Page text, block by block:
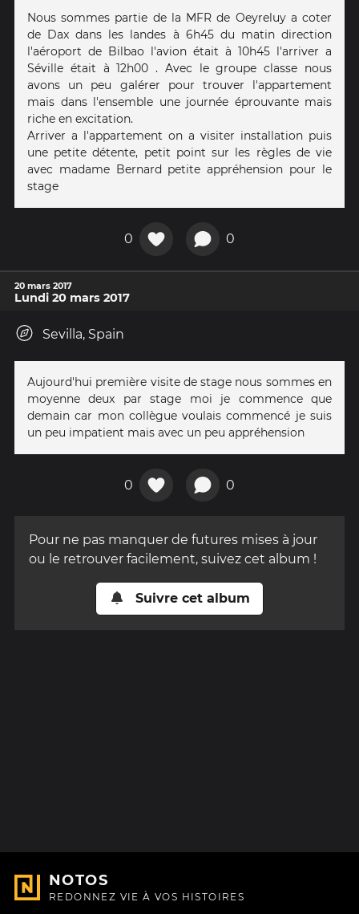
Nous sommes partie de la MFR de Oeyreluy a coter
de Dax dans les landes à 6h45 du matin direction
l'aéroport de Bilbao l'avion était à 10h45 l'arriver a
Séville était à 12h00 . Avec le groupe classe nous
avons un peu galérer pour trouver l'appartement
mais dans l'ensemble une journée éprouvante mais
riche en excitation.
Arriver a l'appartement on a visiter installation puis
une petite détente, petit point sur les règles de vie
avec madame Bernard petite appréhension pour le
stage
0 0
20 mars 2017
Lundi 20 mars 2017
Sevilla, Spain
Aujourd'hui première visite de stage nous sommes en
moyenne deux par stage moi je commence que
demain car mon collègue voulais commencé je suis
un peu impatient mais avec un peu appréhension
0 0
Pour ne pas manquer de futures mises à jour
ou le retrouver facilement, suivez cet album !
Suivre cet album
NOTOS
REDONNEZ VIE À VOS HISTOIRES